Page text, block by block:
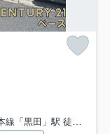
「黒田」駅 徒歩18分